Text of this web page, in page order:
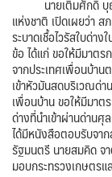
แห่งชาติ เปิดเผยว่า
ระบาดเชื้อไวรัสใบด่
ข้อ ได้แก่ ขอให้มีมาต
จากประเทศเพื่อนบ้า
เข้าหัวมันสดบริเวณด่า
เพื่อนบ้าน ขอให้มีมาต
ด่างที่นำเข้าผ่านด่าน
ได้มีหนังสือตอบรับจา
รัฐมนตรี นายสมคิด จ
มอบกระทรวงเกษตร